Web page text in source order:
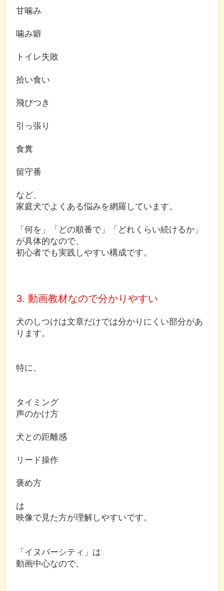
甘噛み
噛み癖
トイレ失敗
拾い食い
飛びつき
引っ張り
食糞
留守番
など、
家庭犬でよくある悩みを網羅しています。
「何を」「どの順番で」「どれくらい続けるか」
が具体的なので、
初心者でも実践しやすい構成です。
3. 動画教材なので分かりやすい
犬のしつけは文章だけでは分かりにくい部分があ
ります。
特に、
タイミング
声のかけ方
犬との距離感
リード操作
褒め方
は
映像で見た方が理解しやすいです。
「イヌバーシティ」は
動画中心なので、